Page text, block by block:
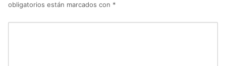
obligatorios están marcados con *